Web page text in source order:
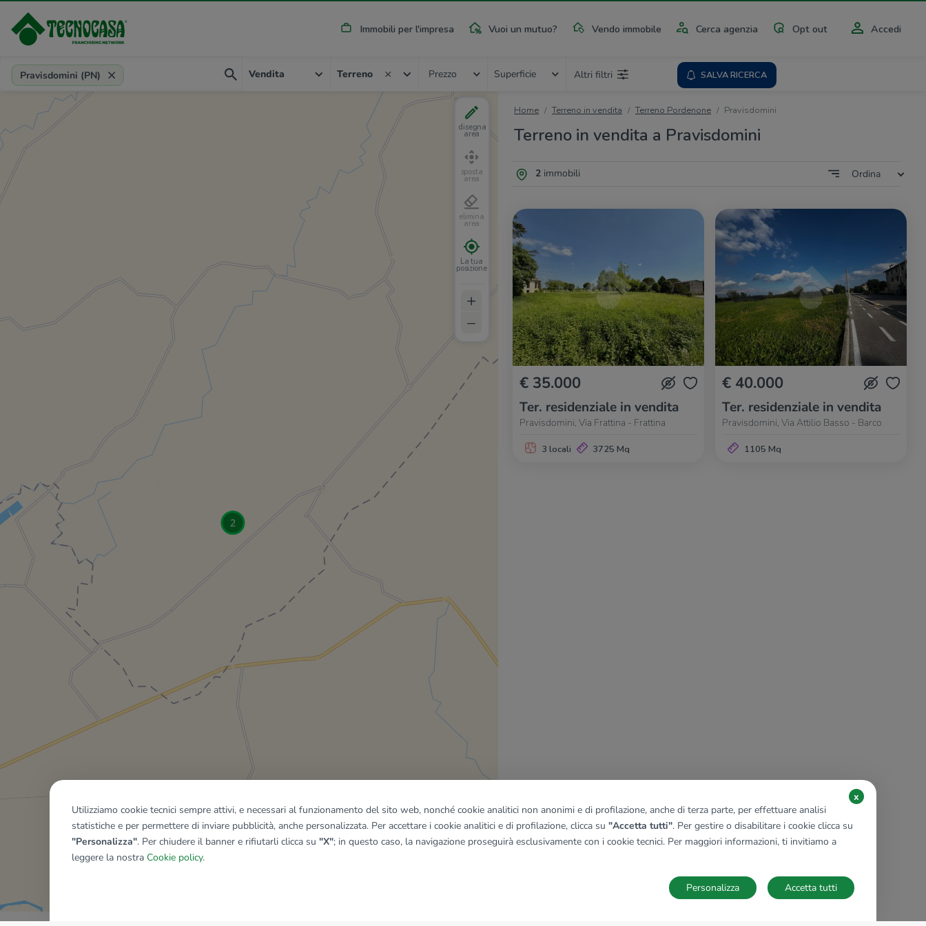
Immobili per l'impresa Vuoi un mutuo? Vendo immobile Cerca agenzia Opt out Accedi
Provincia, comune, zona, riferimento
Pravisdomini (PN) Vendita Terreno Prezzo Superficie Altri filtri SALVA RICERCA
Home Terreno in vendita Terreno Pordenone Pravisdomini
Terreno in vendita a Pravisdomini
2immobili Ordina
€ 35.000
Ter. residenziale in vendita
Pravisdomini, Via Frattina - Frattina
3 locali 3725 Mq
€ 40.000
Ter. residenziale in vendita
Pravisdomini, Via Attilio Basso - Barco
1105 Mq
disegna
area
sposta
area
elimina
area
La tua
posizione
+
–
Mostra tutti gli immobili del riquadro
Utilizziamo cookie tecnici sempre attivi, e necessari al funzionamento del sito web, nonché cookie analitici non anonimi e di profilazione, anche di terza parte, per effettuare analisi
statistiche e per permettere di inviare pubblicità, anche personalizzata. Per accettare i cookie analitici e di profilazione, clicca su "Accetta tutti". Per gestire o disabilitare i cookie clicca su
"Personalizza". Per chiudere il banner e rifiutarli clicca su "X"; in questo caso, la navigazione proseguirà esclusivamente con i cookie tecnici. Per maggiori informazioni, ti invitiamo a
leggere la nostra Cookie policy.
x
Accetta tutti
Personalizza